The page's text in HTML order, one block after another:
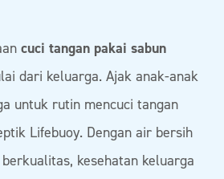
cuci tangan pakai sabun
dari keluarga. Ajak anak-anak
untuk rutin mencuci tangan
Lifebuoy. Dengan air bersih
kesehatan keluarga